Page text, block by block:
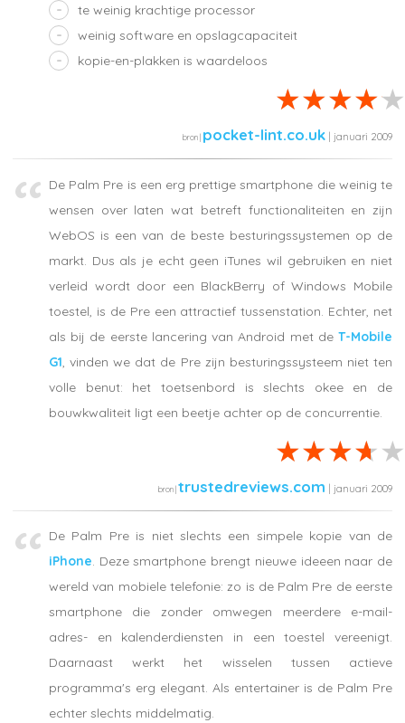
te weinig krachtige processor
weinig software en opslagcapaciteit
kopie-en-plakken is waardeloos
pocket-lint.co.uk | januari 2009
De Palm Pre is een erg prettige smartphone die weinig te
wensen over laten wat betreft functionaliteiten en zijn
WebOS is een van de beste besturingssystemen op de
markt. Dus als je echt geen iTunes wil gebruiken en niet
verleid wordt door een BlackBerry of Windows Mobile
toestel, is de Pre een attractief tussenstation. Echter, net
als bij de eerste lancering van Android met de T-Mobile
G1 , vinden we dat de Pre zijn besturingssysteem niet ten
volle benut: het toetsenbord is slechts okee en de
bouwkwaliteit ligt een beetje achter op de concurrentie.
trustedreviews.com | januari 2009
De Palm Pre is niet slechts een simpele kopie van de
iPhone. Deze smartphone brengt nieuwe ideeen naar de
wereld van mobiele telefonie: zo is de Palm Pre de eerste
smartphone die zonder omwegen meerdere e-mail-
adres- en kalenderdiensten in een toestel vereenigt.
Daarnaast werkt het wisselen tussen actieve
programma's erg elegant. Als entertainer is de Palm Pre
echter slechts middelmatig.